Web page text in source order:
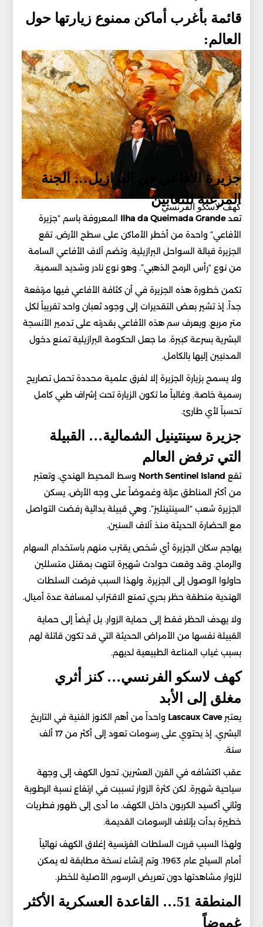
قائمة بأغرب أماكن ممنوع زيارتها حول
العالم:
كهف لاسكو الفرنسي
جزيرة الأفاعي في البرازيل… الجنة
المرعبة للثعابين
تعد Ilha da Queimada Grande
المعروفة باسم “جزيرة
الأفاعي” واحدة من أخطر الأماكن على سطح الأرض. تقع
الجزيرة قبالة السواحل البرازيلية. وتضم آلاف الأفاعي السامة
من نوع “رأس الرمح الذهبي”. وهو نوع نادر وشديد السمية.
تكمن خطورة هذه الجزيرة في أن كثافة الأفاعي فيها مرتفعة
جداً. إذ تشير بعض التقديرات إلى وجود ثعبان واحد تقريباً لكل
متر مربع. ويعرف سم هذه الأفاعي بقدرته على تدمير الأنسجة
البشرية بسرعة كبيرة. ما جعل الحكومة البرازيلية تمنع دخول
المدنيين إليها بالكامل.
ولا يسمح بزيارة الجزيرة إلا لفرق علمية محددة تحمل تصاريح
رسمية خاصة. وغالباً ما تكون الزيارة تحت إشراف طبي كامل
تحسباً لأي طارئ.
جزيرة سينتينيل الشمالية… القبيلة
التي ترفض العالم
تقع North Sentinel Island
وسط المحيط الهندي. وتعتبر
من أكثر المناطق عزلة وغموضاً على وجه الأرض. يسكن
الجزيرة شعب “السينتينليز”. وهي قبيلة بدائية رفضت التواصل
مع الحضارة الحديثة منذ آلاف السنين.
يهاجم سكان الجزيرة أي شخص يقترب منهم باستخدام السهام
والرماح. وقد وقعت حوادث شهيرة انتهت بمقتل متسللين
حاولوا الوصول إلى الجزيرة. ولهذا السبب فرضت السلطات
الهندية منطقة حظر بحري تمنع الاقتراب لمسافة عدة أميال.
ولا يهدف الحظر فقط إلى حماية الزوار. بل أيضاً إلى حماية
القبيلة نفسها من الأمراض الحديثة التي قد تكون قاتلة لهم
بسبب غياب المناعة الطبيعية لديهم.
كهف لاسكو الفرنسي… كنز أثري
مغلق إلى الأبد
يعتبر Lascaux Cave
واحداً من أهم الكنوز الفنية في التاريخ
البشري. إذ يحتوي على رسومات تعود إلى أكثر من 17 ألف
سنة.
عقب اكتشافه في القرن العشرين. تحول الكهف إلى وجهة
سياحية شهيرة. لكن كثرة الزوار تسببت في ارتفاع نسبة الرطوبة
وثاني أكسيد الكربون داخل الكهف. ما أدى إلى ظهور فطريات
خطيرة بدأت بإتلاف الرسومات القديمة.
ولهذا السبب قررت السلطات الفرنسية إغلاق الكهف نهائياً
أمام السياح عام 1963. وتم إنشاء نسخة مطابقة له يمكن
للزوار مشاهدتها دون تعريض الرسوم الأصلية للخطر.
المنطقة 51… القاعدة العسكرية الأكثر
غموضاً